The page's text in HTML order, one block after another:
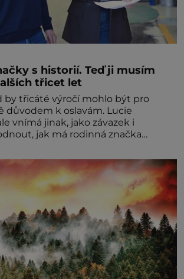
s historií. Teď ji musím
třicet let
by třicáté výročí mohlo být pro
důvodem k oslavám. Lucie
vnímá jinak, jako závazek i
jak má rodinná značka